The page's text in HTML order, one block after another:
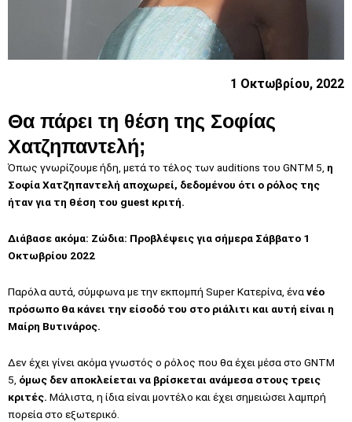
1 Οκτωβρίου, 2022
Θα πάρει τη θέση της Σοφίας
Χατζηπαντελή;
Όπως γνωρίζουμε ήδη, μετά το τέλος των auditions του GNTM 5, η
Σοφία Χατζηπαντελή αποχωρεί, δεδομένου ότι ο ρόλος της
ήταν για τη θέση του guest κριτή.
Διάβασε ακόμα: Ζώδια: Προβλέψεις για σήμερα Σάββατο 1
Οκτωβρίου 2022
Παρόλα αυτά, σύμφωνα με την εκπομπή Super Κατερίνα, ένανέο
πρόσωπο θα κάνει την είσοδό του στο ριάλιτι και αυτή είναι η
Μαίρη Βυτινάρος.
Δεν έχει γίνει ακόμα γνωστός ο ρόλος που θα έχει μέσα στο GNTM
5, όμως δεν αποκλείεται να βρίσκεται ανάμεσα στους τρεις
κριτές. Μάλιστα, η ίδια είναι μοντέλο και έχει σημειώσει λαμπρή
πορεία στο εξωτερικό.